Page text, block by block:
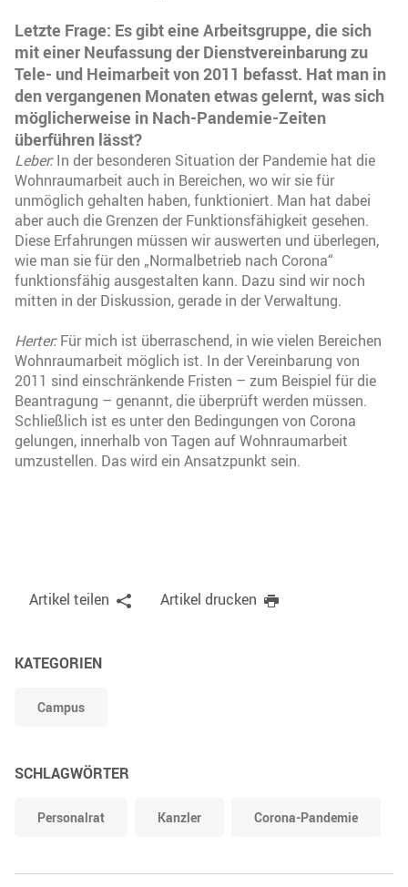
Letzte Frage: Es gibt eine Arbeitsgruppe, die sich
mit einer Neufassung der Dienstvereinbarung zu
Tele- und Heimarbeit von 2011 befasst. Hat man in
den vergangenen Monaten etwas gelernt, was sich
möglicherweise in Nach-Pandemie-Zeiten
überführen lässt?
Leber:In der besonderen Situation der Pandemie hat die
Wohnraumarbeit auch in Bereichen, wo wir sie für
unmöglich gehalten haben, funktioniert. Man hat dabei
aber auch die Grenzen der Funktionsfähigkeit gesehen.
Diese Erfahrungen müssen wir auswerten und überlegen,
wie man sie für den „Normalbetrieb nach Corona“
funktionsfähig ausgestalten kann. Dazu sind wir noch
mitten in der Diskussion, gerade in der Verwaltung.
Herter:Für mich ist überraschend, in wie vielen Bereichen
Wohnraumarbeit möglich ist. In der Vereinbarung von
2011 sind einschränkende Fristen – zum Beispiel für die
Beantragung – genannt, die überprüft werden müssen.
Schließlich ist es unter den Bedingungen von Corona
gelungen, innerhalb von Tagen auf Wohnraumarbeit
umzustellen. Das wird ein Ansatzpunkt sein.
Artikel teilen Artikel drucken
KATEGORIEN
Campus
SCHLAGWÖRTER
Personalrat Kanzler Corona-Pandemie